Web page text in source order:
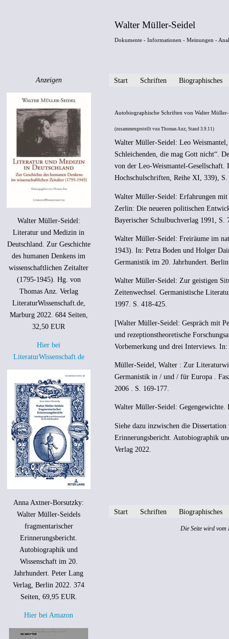
Anzeigen
Walter Müller-Seidel:
Literatur und Medizin in
Deutschland. Zur Geschichte
des humanen Denkens im
wissenschaftlichen Zeitalter
(1795-1945). Hg. von
Thomas Anz. Verlag
LiteraturWissenschaft.de,
Marburg 2022. 684 Seiten,
32,50 EUR
Hier bei
LiteraturWissenschaft.de
Anna Axtner-Borsutzky:
Walter Müller-Seidels
fragmentarischer
Erinnerungsbericht.
Autobiographik und
Wissenschaft im 20.
Jahrhundert. Peter Lang
Verlag, Berlin 2022. 374
Seiten, 69,95 EUR.
Hier bei Amazon
Walter Müller-Seidel
Dokumente - Informationen - Meinungen -
Start Schriften Biographisches
Autobiographische Schriften von Walter
(zusammengestellt von Thomas Anz; Stand 3.9.11)
Walter Müller-Seidel: Leo
Schleichenden, die mag Gott nicht“.
von der Leo-Weismantel-
Hochschulschriften, Reihe XI, 339),
Walter Müller-Seidel: Erfahrungen
Zerlin: Die neueren politischen
Bayerischer Schulbuchverlag 1991,
Walter Müller-Seidel: Freiräume im
1943). In: Petra Boden und Holger
Germanistik im 20. Jahrhundert.
Walter Müller-Seidel: Zur geistigen
Zeitenwechsel. Germanistische
1997. S. 418-425.
[Walter Müller-Seidel: Gespräch mit
und rezeptionstheoretische
Vorbemerkung und drei Interviews.
Müller-Seidel, Walter : Zur
Germanistik in / und / für Europa
2006 . S. 169-177.
Walter Müller-Seidel:
Siehe dazu inzwischen die
Erinnerungsbericht. Autobiographik
Verlag 2022.
Start Schriften Biographisches
Die Seite wird